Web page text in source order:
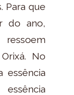
Para que
do ano,
No
essência